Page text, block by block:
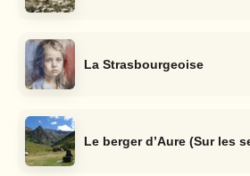
La Strasbourgeoise
Le berger d’Aure (Sur les